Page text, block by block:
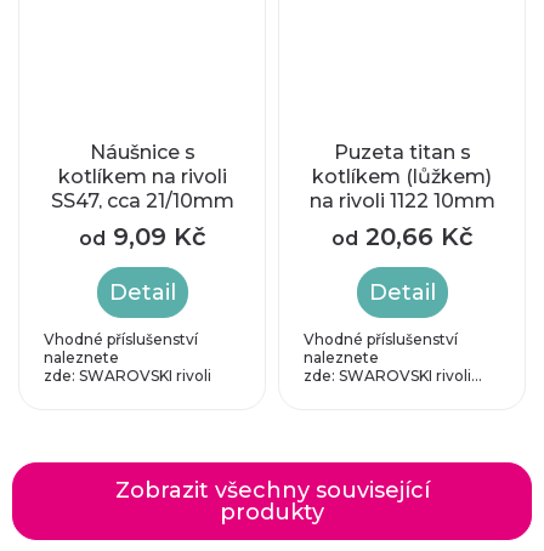
Náušnice s
kotlíkem na rivoli
SS47, cca 21/10mm
od 9,09 Kč
Detail
Vhodné příslušenství
naleznete
zde: SWAROVSKI rivoli
Puzeta titan s
kotlíkem (lůžkem)
na rivoli 1122 10mm
od 20,66 Kč
Detail
Vhodné příslušenství
naleznete
zde: SWAROVSKI rivoli...
Zobrazit všechny související
produkty